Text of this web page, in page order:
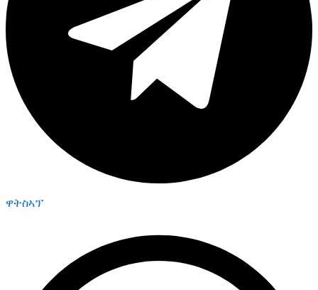
ዋትስኣፕ